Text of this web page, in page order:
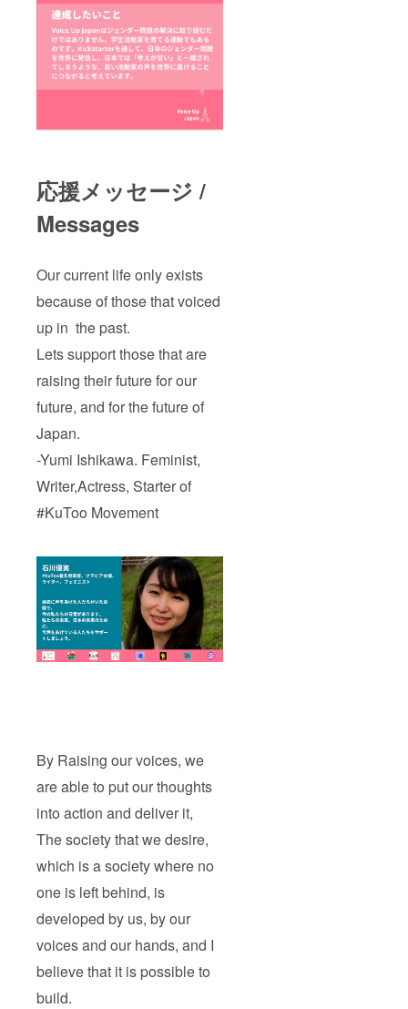
応援メッセージ /
Messages
Our current life only exists
because of those that voiced
up in the past.
Lets support those that are
raising their future for our
future, and for the future of
Japan.
-Yumi Ishikawa. Feminist,
Writer,Actress, Starter of
#KuToo Movement
By Raising our voices, we
are able to put our thoughts
into action and deliver it,
The society that we desire,
which is a society where no
one is left behind, is
developed by us, by our
voices and our hands, and I
believe that it is possible to
build.